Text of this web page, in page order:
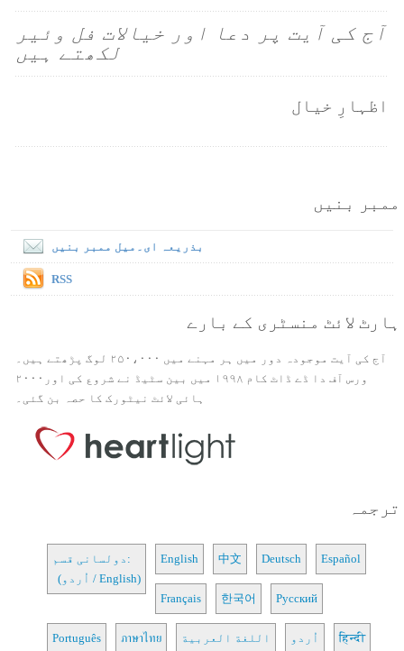
آج کی آیت پر دعا اور خیالات فل وئیر
لکھتے ہیں
اظہارِ خیال
ممبر بنیں
بذریعہ ای۔میل ممبر بنیں
RSS
ہارٹ لائٹ منسٹری کے بارے
آج کی آیت موجودہ دور میں ہر مہنے میں ۲۵۰،۰۰۰ لوگ پڑھتے ہیں۔
ورس آف دا ڈے ڈاٹ کام ۱۹۹۸ میں بین سٹیڈ نے شروع کی اور۲۰۰۰
ہائی لائٹ نیٹورک کا حصہ بن گئی۔
ترجمہ
دولسانی قسم:
(اُردو / English)
English 中文 Deutsch Español
Français 한국어 Русский
Português ภาษาไทย اللغة العربية اُردو हिन्दी